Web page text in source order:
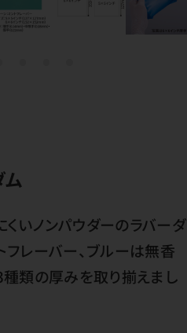
いノンパウダーのラバーダ
フレーバー、ブルーは無香
種類の厚みを取り揃えまし